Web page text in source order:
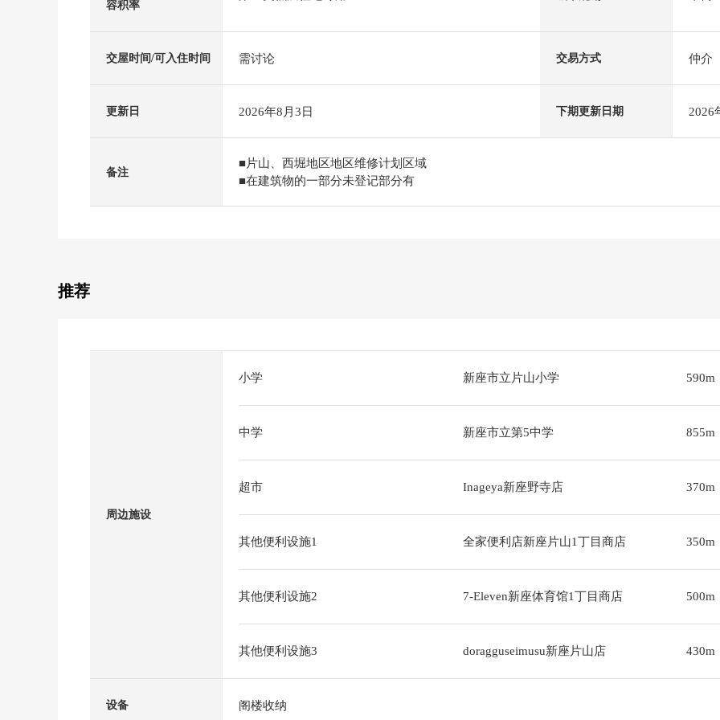
容积率
交屋时间/可入住时间 需讨论 交易方式 仲介
更新日 2026年8月3日 下期更新日期 2026
备注
■片山、西堀地区地区维修计划区域
■在建筑物的一部分未登记部分有
推荐
周边施设
小学 新座市立片山小学 590m
中学 新座市立第5中学 855m
超市 Inageya新座野寺店 370m
其他便利设施1 全家便利店新座片山1丁目商店 350m
其他便利设施2 7-Eleven新座体育馆1丁目商店 500m
其他便利设施3 doragguseimusu新座片山店 430m
设备 阁楼收纳